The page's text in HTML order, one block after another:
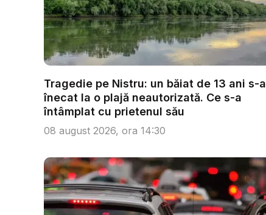
Tragedie pe Nistru: un băiat de 13 ani s-a
înecat la o plajă neautorizată. Ce s-a
întâmplat cu prietenul său
08 august 2026, ora 14:30